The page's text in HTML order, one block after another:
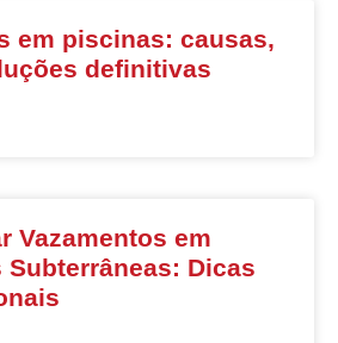
em piscinas: causas,
definitivas
Vazamentos em
Subterrâneas: Dicas